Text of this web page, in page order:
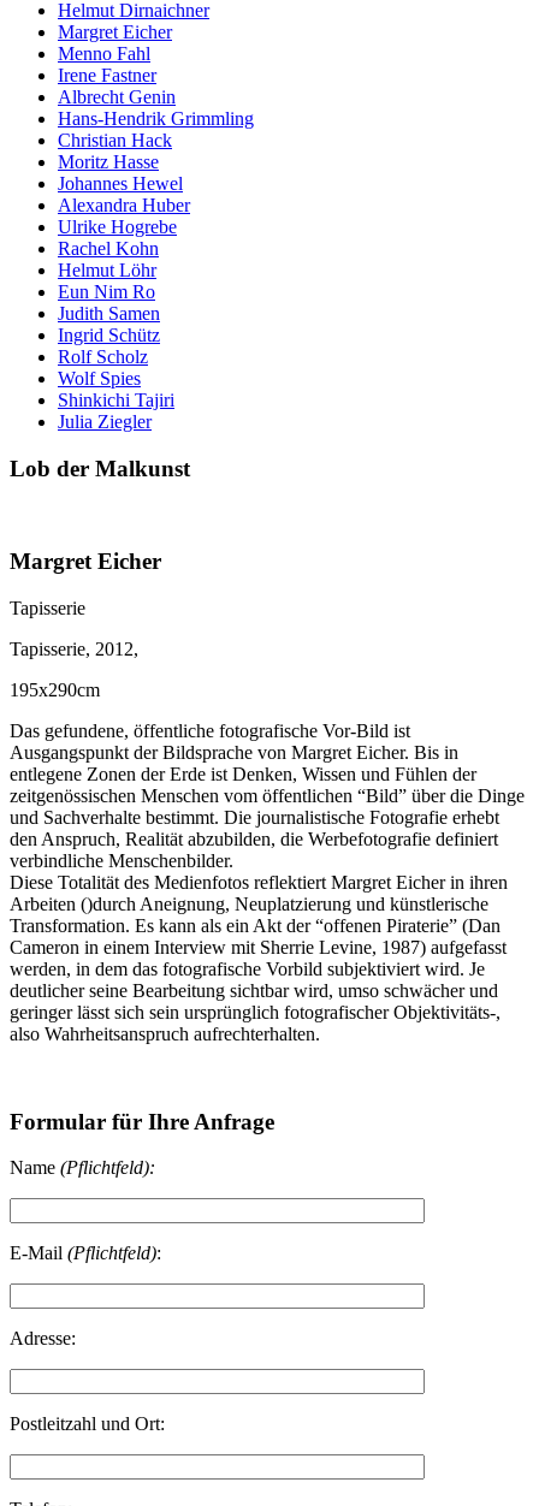
Helmut Dirnaichner
Margret Eicher
Menno Fahl
Irene Fastner
Albrecht Genin
Hans-Hendrik Grimmling
Christian Hack
Moritz Hasse
Johannes Hewel
Alexandra Huber
Ulrike Hogrebe
Rachel Kohn
Helmut Löhr
Eun Nim Ro
Judith Samen
Ingrid Schütz
Rolf Scholz
Wolf Spies
Shinkichi Tajiri
Julia Ziegler
Lob der Malkunst
Margret Eicher
Tapisserie
Tapisserie, 2012,
195x290cm
Das gefundene, öffentliche fotografische Vor-Bild ist
Ausgangspunkt der Bildsprache von Margret Eicher. Bis in
entlegene Zonen der Erde ist Denken, Wissen und Fühlen der
zeitgenössischen Menschen vom öffentlichen “Bild” über die Dinge
und Sachverhalte bestimmt. Die journalistische Fotografie erhebt
den Anspruch, Realität abzubilden, die Werbefotografie definiert
verbindliche Menschenbilder.
Diese Totalität des Medienfotos reflektiert Margret Eicher in ihren
Arbeiten ()durch Aneignung, Neuplatzierung und künstlerische
Transformation. Es kann als ein Akt der “offenen Piraterie” (Dan
Cameron in einem Interview mit Sherrie Levine, 1987) aufgefasst
werden, in dem das fotografische Vorbild subjektiviert wird. Je
deutlicher seine Bearbeitung sichtbar wird, umso schwächer und
geringer lässt sich sein ursprünglich fotografischer Objektivitäts-,
also Wahrheitsanspruch aufrechterhalten.
Formular für Ihre Anfrage
Name (Pflichtfeld):
E-Mail (Pflichtfeld):
Adresse:
Postleitzahl und Ort: